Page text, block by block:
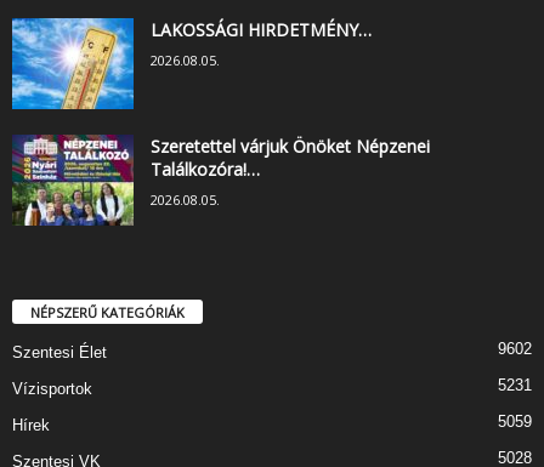
LAKOSSÁGI HIRDETMÉNY…
2026.08.05.
Szeretettel várjuk Önöket Népzenei
Találkozóra!…
2026.08.05.
NÉPSZERŰ KATEGÓRIÁK
Szentesi Élet 9602
Vízisportok 5231
Hírek 5059
Szentesi VK 5028